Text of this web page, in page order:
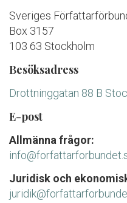
Sveriges
Box 3157
103 63 Stockholm
Besöksadress
Drottninggatan 88 B
E-post
Allmänna frågor:
Juridisk och